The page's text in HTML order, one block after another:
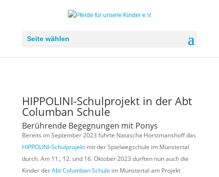
Seite wählen
HIPPOLINI-Schulprojekt in der Abt
Columban Schule
Berührende Begegnungen mit Ponys
Bereits im September 2023 führte Natascha Horstmanshoff das
HIPPOLINI-Schulprojektmit der Spielwegschule im Münstertal
durch. Am 11., 12. und 16. Oktober 2023 durften nun auch die
Kinder derAbt Columban Schule im Münstertal am Projekt